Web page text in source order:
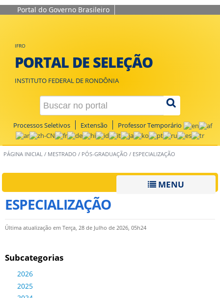
Portal do Governo Brasileiro
IFRO
PORTAL DE SELEÇÃO
INSTITUTO FEDERAL DE RONDÔNIA
Processos Seletivos Extensão Professor Temporário
PÁGINA INICIAL / MESTRADO / PÓS-GRADUAÇÃO / ESPECIALIZAÇÃO
MENU
ESPECIALIZAÇÃO
Última atualização em Terça, 28 de Julho de 2026, 05h24
Subcategorias
2026
2025